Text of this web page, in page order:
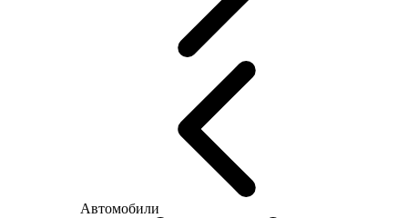
Автомобили